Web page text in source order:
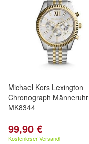
Michael Kors Lexington
Chronograph Männeruhr
MK8344
99,90 €
Kostenloser Versand